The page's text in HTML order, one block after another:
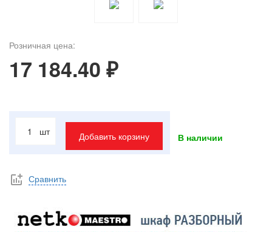
Розничная цена:
17 184.40 ₽
шт Добавить корзину В наличии
Сравнить